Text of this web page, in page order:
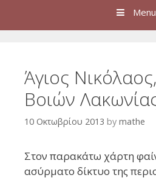
Menu
Άγιος
Βοιών
10 Οκτωβρίου 2013 by mathe
Στον παρακάτω χάρτη
ασύρματο δίκτυο της